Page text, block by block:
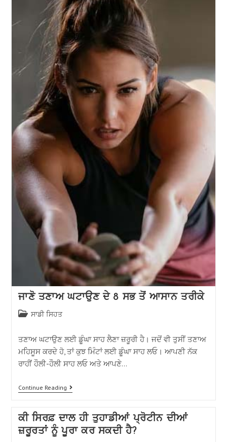
ਜਾਣੋ ਤਣਾਅ ਘਟਾਉਣ ਦੇ 8 ਸਭ ਤੋਂ ਆਸਾਨ ਤਰੀਕੇ
ਸਾਡੀ ਸਿਹਤ
ਤਣਾਅ ਘਟਾਉਣ ਲਈ ਡੂੰਘਾ ਸਾਹ ਲੈਣਾ ਜ਼ਰੂਰੀ ਹੈ। ਜਦੋਂ ਵੀ ਤੁਸੀਂ ਤਣਾਅ
ਮਹਿਸੂਸ ਕਰਦੇ ਹੋ, ਤਾਂ ਕੁਝ ਮਿੰਟਾਂ ਲਈ ਡੂੰਘਾ ਸਾਹ ਲਓ। ਆਪਣੀ ਨੱਕ
ਰਾਹੀਂ ਹੌਲੀ-ਹੌਲੀ ਸਾਹ ਲਓ ਅਤੇ ਆਪਣੇ…
Continue Reading
ਕੀ ਸਿਰਫ਼ ਦਾਲ ਹੀ ਤੁਹਾਡੀਆਂ ਪ੍ਰੋਟੀਨ ਦੀਆਂ
ਜ਼ਰੂਰਤਾਂ ਨੂੰ ਪੂਰਾ ਕਰ ਸਕਦੀ ਹੈ?